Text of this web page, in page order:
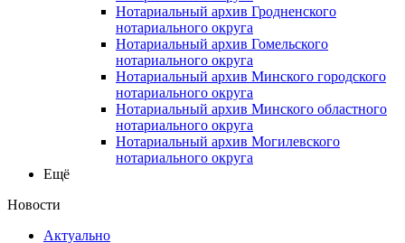
Нотариальный архив Гродненского
нотариального округа
Нотариальный архив Гомельского
нотариального округа
Нотариальный архив Минского городского
нотариального округа
Нотариальный архив Минского областного
нотариального округа
Нотариальный архив Могилевского
нотариального округа
Ещё
Новости
Актуально